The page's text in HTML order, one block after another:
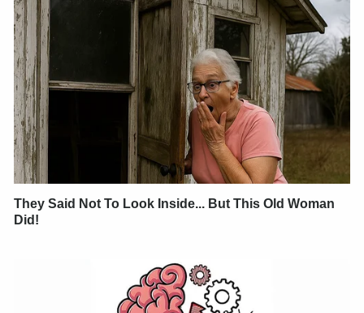
They Said Not To Look Inside... But This Old Woman
Did!